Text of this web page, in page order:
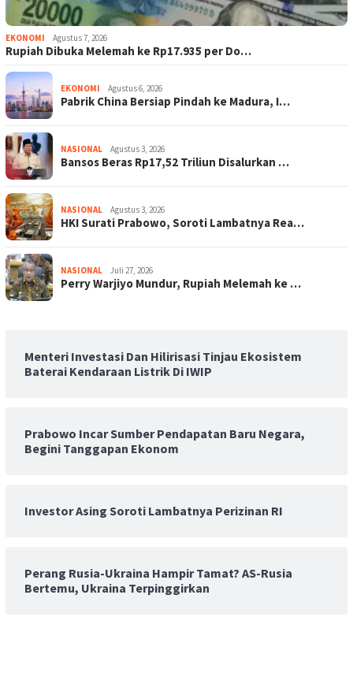
EKONOMI Agustus 7, 2026
Rupiah Dibuka Melemah ke Rp17.935 per Do…
EKONOMI Agustus 6, 2026
Pabrik China Bersiap Pindah ke Madura, I…
NASIONAL Agustus 3, 2026
Bansos Beras Rp17,52 Triliun Disalurkan …
NASIONAL Agustus 3, 2026
HKI Surati Prabowo, Soroti Lambatnya Rea…
NASIONAL Juli 27, 2026
Perry Warjiyo Mundur, Rupiah Melemah ke …
Menteri Investasi Dan Hilirisasi Tinjau Ekosistem
Baterai Kendaraan Listrik Di IWIP
Prabowo Incar Sumber Pendapatan Baru Negara,
Begini Tanggapan Ekonom
Investor Asing Soroti Lambatnya Perizinan RI
Perang Rusia-Ukraina Hampir Tamat? AS-Rusia
Bertemu, Ukraina Terpinggirkan